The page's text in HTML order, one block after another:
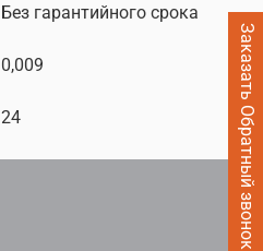
Заказать Обратный звонок
Без гарантийного срока
0,009
24